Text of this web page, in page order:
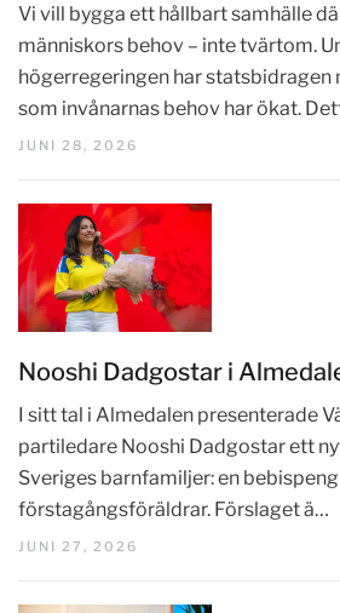
Vi vill bygga ett hållbart samhälle
människors behov – inte tvärtom.
högerregeringen har
som invånarnas behov har ökat.
JUNI 28, 2026
Nooshi Dadgostar i
I sitt tal i Almedalen presenterade
partiledare Nooshi Dadgostar ett
Sveriges barnfamiljer: en
förstagångsföräldrar. Förslaget ä…
JUNI 27, 2026